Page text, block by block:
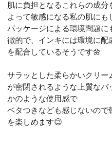
肌に負担となるこれらの成
よって敏感になる私の肌にも
パッケージによる環境問題
徴的で、インキには環境に
を配合しているそうです🌼
サラッとした柔らかいクリ
が密閉されるような上質な
かのような使用感で
ベタつきなども感じないの
を楽しめます😉